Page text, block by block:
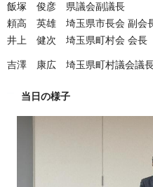
飯塚 俊彦 県議会副議長
頼高 英雄 埼玉県市長会 副会長
井上 健次 埼玉県町村会 会長（
吉澤 康広 埼玉県町村議会議長
当日の様子